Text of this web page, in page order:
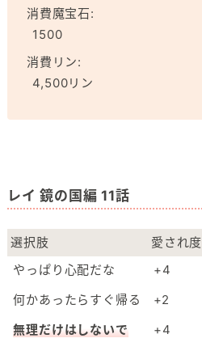
消費魔宝石:
1500
消費リン:
4,500リン
レイ 鏡の国編 11話
選択肢 愛され度
やっぱり心配だな
+4
何かあったらすぐ帰る
+2
無理だけはしないで
+4